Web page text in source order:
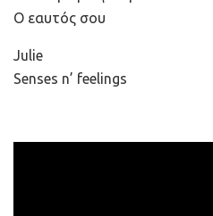
Ο εαυτός σου
Julie
Senses n’ feelings